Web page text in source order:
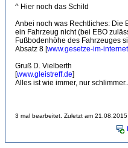
^ Hier noch das Schild
Anbei noch was Rechtliches: Die
ein Fahrzeug nicht (bei EBO
Fußbodenhöhe des Fahrzeuges
Absatz 8 [www.gesetze-im-
Gruß D. Vielberth
[www.gleistreff.de]
Alles ist wie immer, nur
3 mal bearbeitet. Zuletzt am